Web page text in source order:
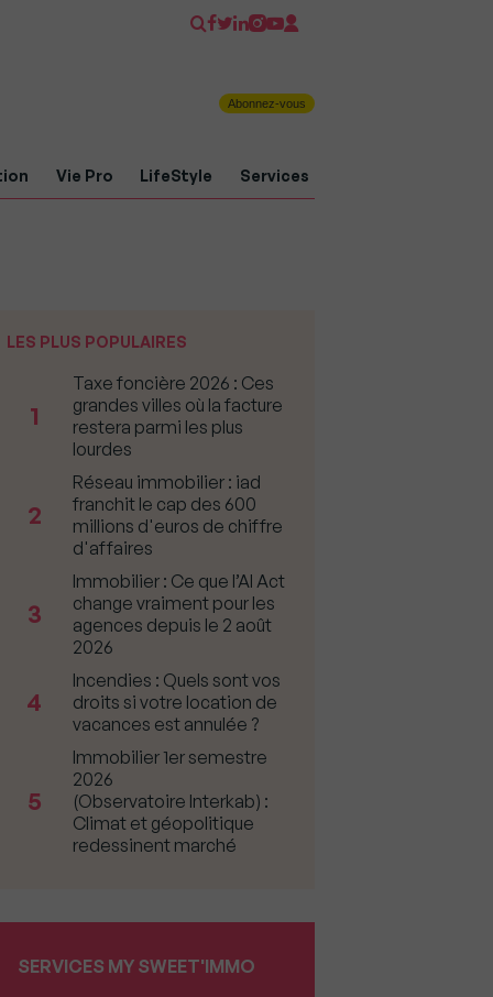
Abonnez-vous
Vie Pro LifeStyle Services
LES PLUS POPULAIRES
1
Taxe foncière 2026 : Ces
grandes villes où la facture
restera parmi les plus
lourdes
2
Réseau immobilier : iad
franchit le cap des 600
millions d'euros de chiffre
d'affaires
3
Immobilier : Ce que l’AI Act
change vraiment pour les
agences depuis le 2 août
2026
4
Incendies : Quels sont vos
droits si votre location de
vacances est annulée ?
5
Immobilier 1er semestre
2026
(Observatoire Interkab) :
Climat et géopolitique
redessinent marché
SERVICES MY SWEET'IMMO